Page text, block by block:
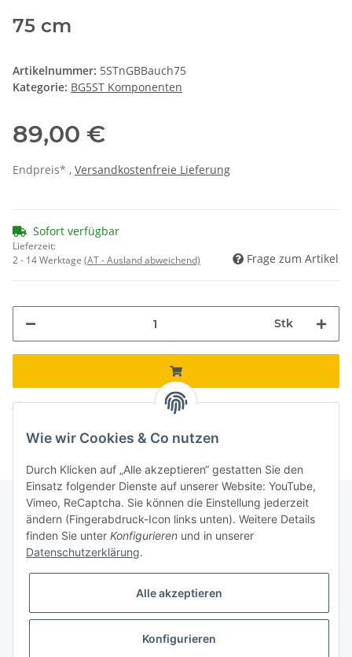
75 cm
Artikelnummer: 5STnGBBauch75
Kategorie: BG5ST Komponenten
89,00 €
Endpreis* , Versandkostenfreie Lieferung
Sofort verfügbar
Lieferzeit:
2 - 14 Werktage (AT - Ausland abweichend) Frage zum Artikel
Stk
Loading... Komponenten werden geladen ...
Informationen
Galerie
Wie wir Cookies & Co nutzen
Durch Klicken auf „Alle akzeptieren“ gestatten Sie den
Einsatz folgender Dienste auf unserer Website: YouTube,
Vimeo, ReCaptcha. Sie können die Einstellung jederzeit
ändern (Fingerabdruck-Icon links unten). Weitere Details
finden Sie unter Konfigurieren und in unserer
Datenschutzerklärung.
Alle akzeptieren
Konfigurieren